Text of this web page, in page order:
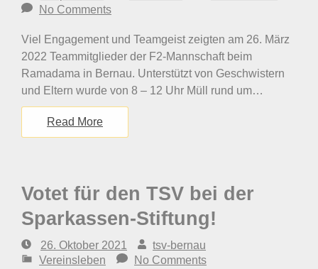
No Comments
Viel Engagement und Teamgeist zeigten am 26. März
2022 Teammitglieder der F2-Mannschaft beim
Ramadama in Bernau. Unterstützt von Geschwistern
und Eltern wurde von 8 – 12 Uhr Müll rund um…
Read More
Votet für den TSV bei der
Sparkassen-Stiftung!
26. Oktober 2021
tsv-bernau
Vereinsleben
No Comments